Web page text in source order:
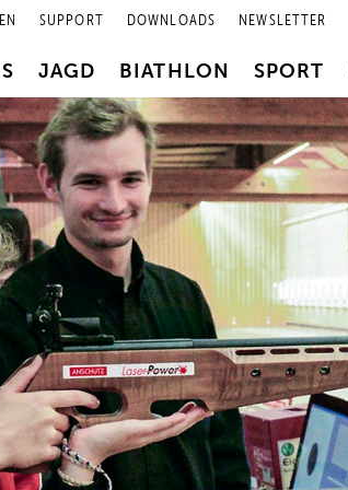
SUPPORT DOWNLOADS NEWSLETTER
JAGD BIATHLON SPORT